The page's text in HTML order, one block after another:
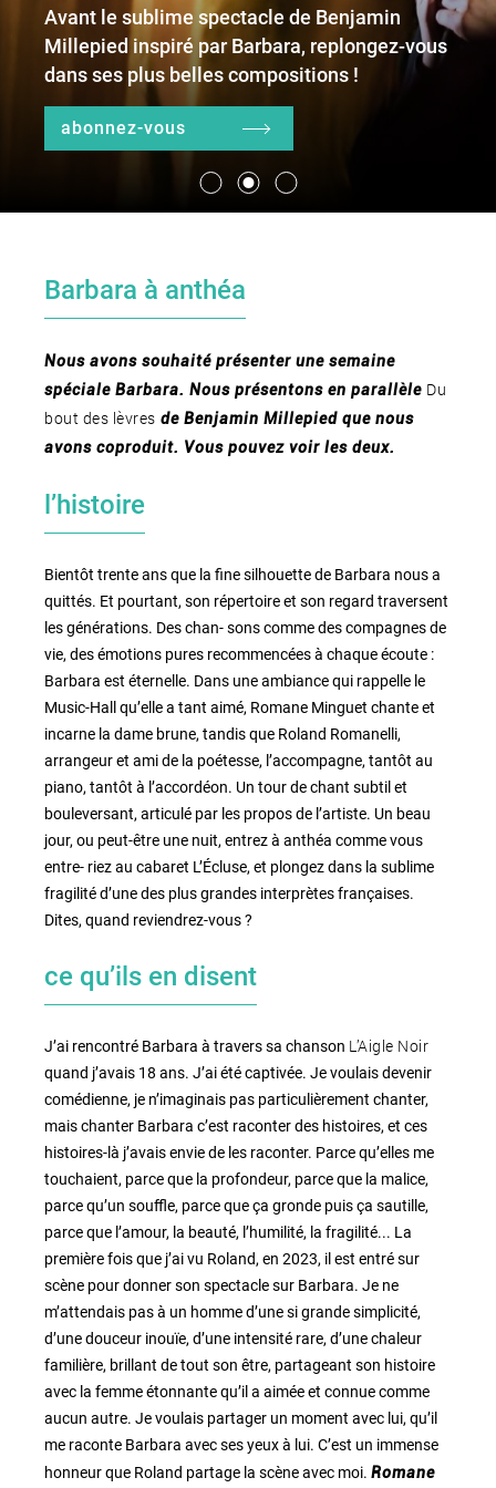
l'équipe
partenaires et mécènes
tarifs, accès & horaires
bars & restaurants
Avant le sublime spectacle de Benjamin
Millepied inspiré par Barbara, replongez-vous
dans ses plus belles compositions !
abonnez-vous
Barbara à anthéa
Nous avons souhaité présenter une semaine
spéciale Barbara. Nous présentons en parallèle Du
bout des lèvres de Benjamin Millepied que nous
avons coproduit. Vous pouvez voir les deux.
l’histoire
Bientôt trente ans que la fine silhouette de Barbara nous a
quittés. Et pourtant, son répertoire et son regard traversent
les générations. Des chan- sons comme des compagnes de
vie, des émotions pures recommencées à chaque écoute :
Barbara est éternelle. Dans une ambiance qui rappelle le
Music-Hall qu’elle a tant aimé, Romane Minguet chante et
incarne la dame brune, tandis que Roland Romanelli,
arrangeur et ami de la poétesse, l’accompagne, tantôt au
piano, tantôt à l’accordéon. Un tour de chant subtil et
bouleversant, articulé par les propos de l’artiste. Un beau
jour, ou peut-être une nuit, entrez à anthéa comme vous
entre- riez au cabaret L’Écluse, et plongez dans la sublime
fragilité d’une des plus grandes interprètes françaises.
Dites, quand reviendrez-vous ?
ce qu’ils en disent
J’ai rencontré Barbara à travers sa chanson L’Aigle Noir
quand j’avais 18 ans. J’ai été captivée. Je voulais devenir
comédienne, je n’imaginais pas particulièrement chanter,
mais chanter Barbara c’est raconter des histoires, et ces
histoires-là j’avais envie de les raconter. Parce qu’elles me
touchaient, parce que la profondeur, parce que la malice,
parce qu’un souffle, parce que ça gronde puis ça sautille,
parce que l’amour, la beauté, l’humilité, la fragilité... La
première fois que j’ai vu Roland, en 2023, il est entré sur
scène pour donner son spectacle sur Barbara. Je ne
m’attendais pas à un homme d’une si grande simplicité,
d’une douceur inouïe, d’une intensité rare, d’une chaleur
familière, brillant de tout son être, partageant son histoire
avec la femme étonnante qu’il a aimée et connue comme
aucun autre. Je voulais partager un moment avec lui, qu’il
me raconte Barbara avec ses yeux à lui. C’est un immense
honneur que Roland partage la scène avec moi. Romane